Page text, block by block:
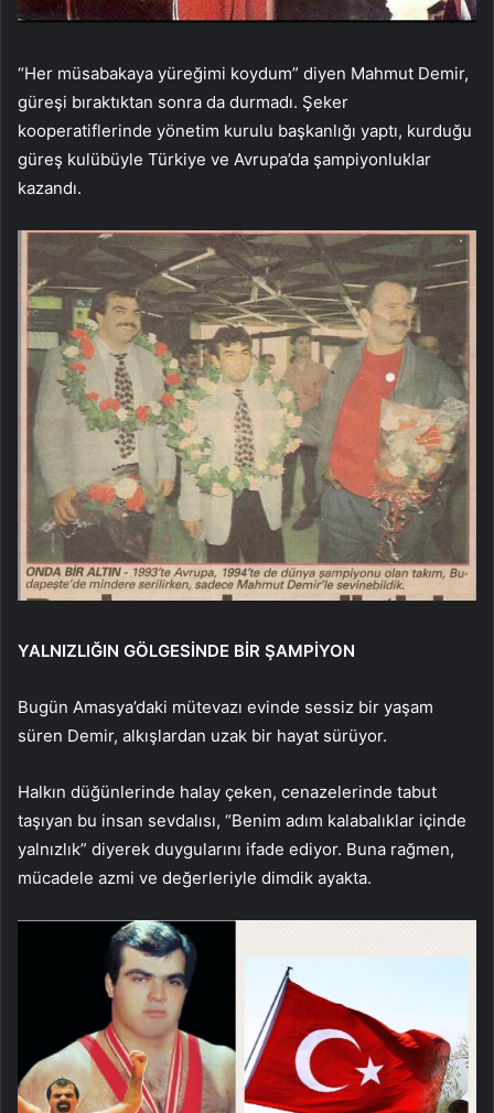
“Her müsabakaya yüreğimi koydum” diyen Mahmut Demir,
güreşi bıraktıktan sonra da durmadı. Şeker
kooperatiflerinde yönetim kurulu başkanlığı yaptı, kurduğu
güreş kulübüyle Türkiye ve Avrupa’da şampiyonluklar
kazandı.
YALNIZLIĞIN GÖLGESİNDE BİR ŞAMPİYON
Bugün Amasya’daki mütevazı evinde sessiz bir yaşam
süren Demir, alkışlardan uzak bir hayat sürüyor.
Halkın düğünlerinde halay çeken, cenazelerinde tabut
taşıyan bu insan sevdalısı, “Benim adım kalabalıklar içinde
yalnızlık” diyerek duygularını ifade ediyor. Buna rağmen,
mücadele azmi ve değerleriyle dimdik ayakta.